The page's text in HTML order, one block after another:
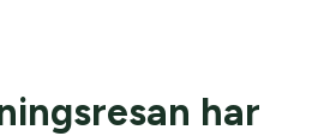
har